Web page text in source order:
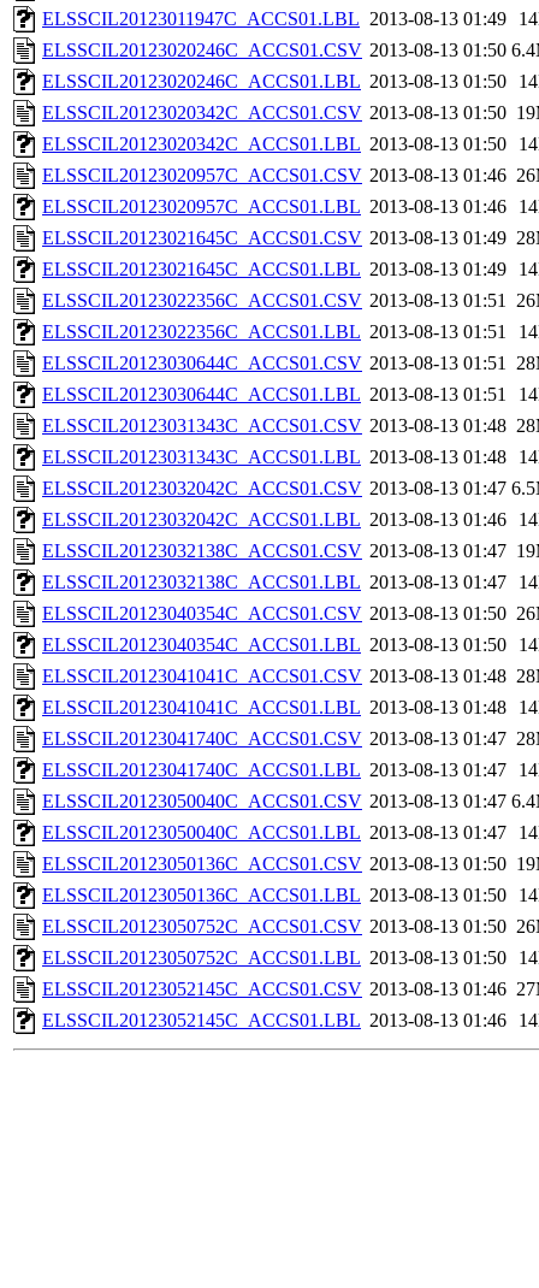
ELSSCIL20123011947C_ACCS01.LBL 2013-08-13 01:49
ELSSCIL20123020246C_ACCS01.CSV 2013-08-13 01:50
ELSSCIL20123020246C_ACCS01.LBL 2013-08-13 01:50
ELSSCIL20123020342C_ACCS01.CSV 2013-08-13 01:50
ELSSCIL20123020342C_ACCS01.LBL 2013-08-13 01:50
ELSSCIL20123020957C_ACCS01.CSV 2013-08-13 01:46
ELSSCIL20123020957C_ACCS01.LBL 2013-08-13 01:46
ELSSCIL20123021645C_ACCS01.CSV 2013-08-13 01:49
ELSSCIL20123021645C_ACCS01.LBL 2013-08-13 01:49
ELSSCIL20123022356C_ACCS01.CSV 2013-08-13 01:51
ELSSCIL20123022356C_ACCS01.LBL 2013-08-13 01:51
ELSSCIL20123030644C_ACCS01.CSV 2013-08-13 01:51
ELSSCIL20123030644C_ACCS01.LBL 2013-08-13 01:51
ELSSCIL20123031343C_ACCS01.CSV 2013-08-13 01:48
ELSSCIL20123031343C_ACCS01.LBL 2013-08-13 01:48
ELSSCIL20123032042C_ACCS01.CSV 2013-08-13 01:47
ELSSCIL20123032042C_ACCS01.LBL 2013-08-13 01:46
ELSSCIL20123032138C_ACCS01.CSV 2013-08-13 01:47
ELSSCIL20123032138C_ACCS01.LBL 2013-08-13 01:47
ELSSCIL20123040354C_ACCS01.CSV 2013-08-13 01:50
ELSSCIL20123040354C_ACCS01.LBL 2013-08-13 01:50
ELSSCIL20123041041C_ACCS01.CSV 2013-08-13 01:48
ELSSCIL20123041041C_ACCS01.LBL 2013-08-13 01:48
ELSSCIL20123041740C_ACCS01.CSV 2013-08-13 01:47
ELSSCIL20123041740C_ACCS01.LBL 2013-08-13 01:47
ELSSCIL20123050040C_ACCS01.CSV 2013-08-13 01:47
ELSSCIL20123050040C_ACCS01.LBL 2013-08-13 01:47
ELSSCIL20123050136C_ACCS01.CSV 2013-08-13 01:50
ELSSCIL20123050136C_ACCS01.LBL 2013-08-13 01:50
ELSSCIL20123050752C_ACCS01.CSV 2013-08-13 01:50
ELSSCIL20123050752C_ACCS01.LBL 2013-08-13 01:50
ELSSCIL20123052145C_ACCS01.CSV 2013-08-13 01:46
ELSSCIL20123052145C_ACCS01.LBL 2013-08-13 01:46